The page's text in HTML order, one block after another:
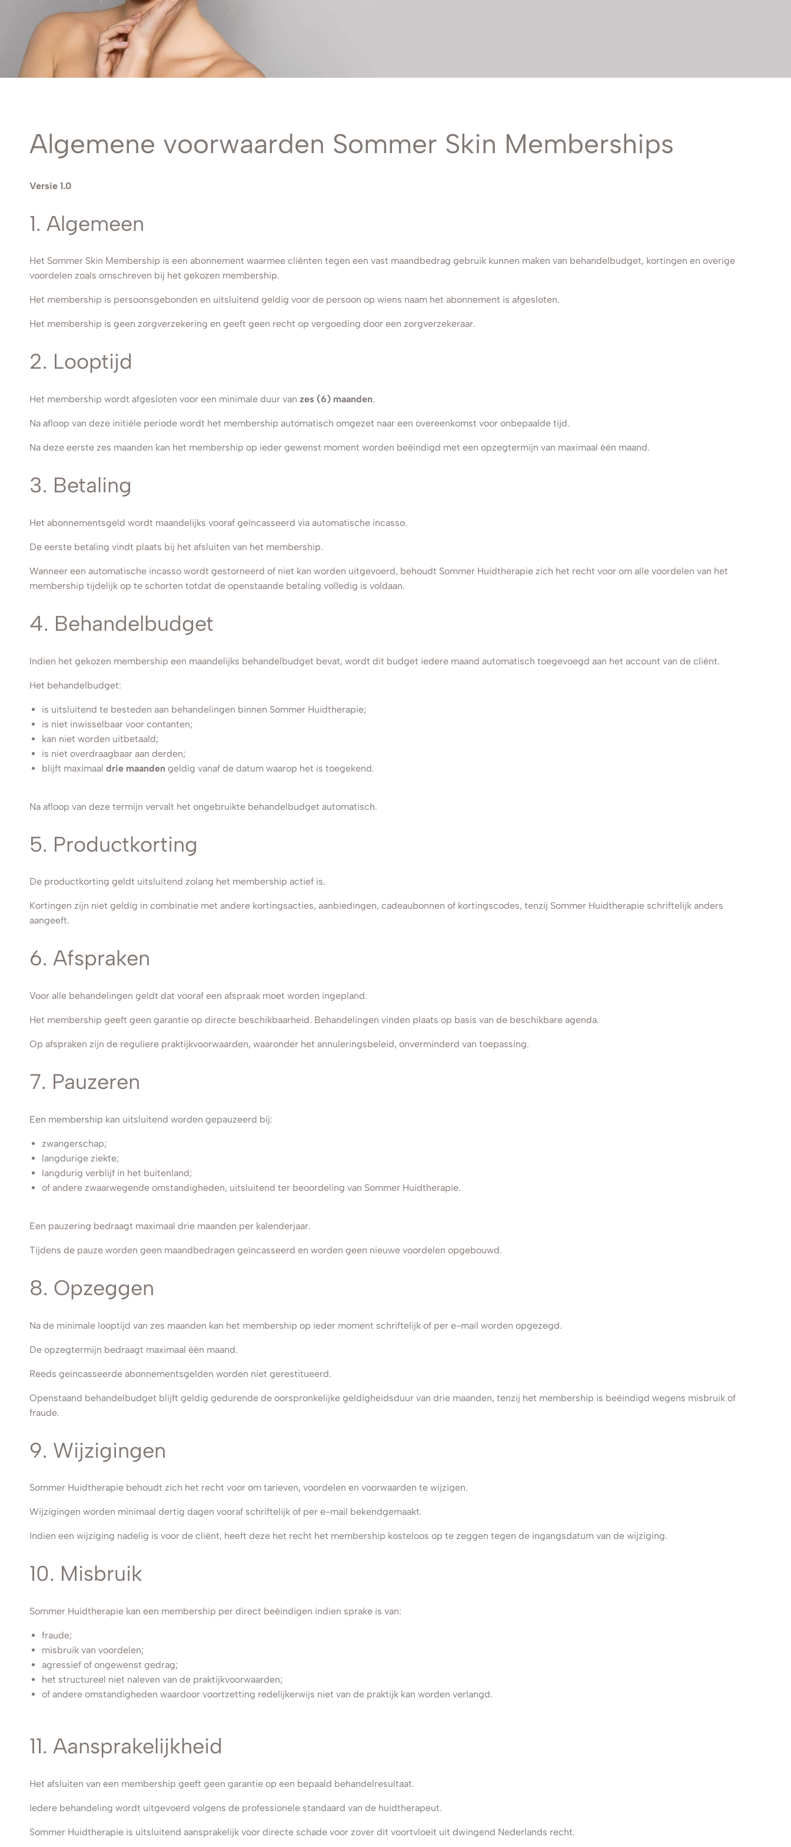
Algemene voorwaarden Sommer Skin Memberships
Versie 1.0
1. Algemeen
Het Sommer Skin Membership is een abonnement waarmee cliënten tegen een vast maandbedrag gebruik kunnen maken van behandelbudget, kortingen en overige
voordelen zoals omschreven bij het gekozen membership.
Het membership is persoonsgebonden en uitsluitend geldig voor de persoon op wiens naam het abonnement is afgesloten.
Het membership is geen zorgverzekering en geeft geen recht op vergoeding door een zorgverzekeraar.
2. Looptijd
Het membership wordt afgesloten voor een minimale duur van zes (6) maanden.
Na afloop van deze initiële periode wordt het membership automatisch omgezet naar een overeenkomst voor onbepaalde tijd.
Na deze eerste zes maanden kan het membership op ieder gewenst moment worden beëindigd met een opzegtermijn van maximaal één maand.
3. Betaling
Het abonnementsgeld wordt maandelijks vooraf geïncasseerd via automatische incasso.
De eerste betaling vindt plaats bij het afsluiten van het membership.
Wanneer een automatische incasso wordt gestorneerd of niet kan worden uitgevoerd, behoudt Sommer Huidtherapie zich het recht voor om alle voordelen van het
membership tijdelijk op te schorten totdat de openstaande betaling volledig is voldaan.
4. Behandelbudget
Indien het gekozen membership een maandelijks behandelbudget bevat, wordt dit budget iedere maand automatisch toegevoegd aan het account van de cliënt.
Het behandelbudget:
is uitsluitend te besteden aan behandelingen binnen Sommer Huidtherapie;
is niet inwisselbaar voor contanten;
kan niet worden uitbetaald;
is niet overdraagbaar aan derden;
blijft maximaal drie maanden geldig vanaf de datum waarop het is toegekend.
Na afloop van deze termijn vervalt het ongebruikte behandelbudget automatisch.
5. Productkorting
De productkorting geldt uitsluitend zolang het membership actief is.
Kortingen zijn niet geldig in combinatie met andere kortingsacties, aanbiedingen, cadeaubonnen of kortingscodes, tenzij Sommer Huidtherapie schriftelijk anders
aangeeft.
6. Afspraken
Voor alle behandelingen geldt dat vooraf een afspraak moet worden ingepland.
Het membership geeft geen garantie op directe beschikbaarheid. Behandelingen vinden plaats op basis van de beschikbare agenda.
Op afspraken zijn de reguliere praktijkvoorwaarden, waaronder het annuleringsbeleid, onverminderd van toepassing.
7. Pauzeren
Een membership kan uitsluitend worden gepauzeerd bij:
zwangerschap;
langdurige ziekte;
langdurig verblijf in het buitenland;
of andere zwaarwegende omstandigheden, uitsluitend ter beoordeling van Sommer Huidtherapie.
Een pauzering bedraagt maximaal drie maanden per kalenderjaar.
Tijdens de pauze worden geen maandbedragen geïncasseerd en worden geen nieuwe voordelen opgebouwd.
8. Opzeggen
Na de minimale looptijd van zes maanden kan het membership op ieder moment schriftelijk of per e-mail worden opgezegd.
De opzegtermijn bedraagt maximaal één maand.
Reeds geïncasseerde abonnementsgelden worden niet gerestitueerd.
Openstaand behandelbudget blijft geldig gedurende de oorspronkelijke geldigheidsduur van drie maanden, tenzij het membership is beëindigd wegens misbruik of
fraude.
9. Wijzigingen
Sommer Huidtherapie behoudt zich het recht voor om tarieven, voordelen en voorwaarden te wijzigen.
Wijzigingen worden minimaal dertig dagen vooraf schriftelijk of per e-mail bekendgemaakt.
Indien een wijziging nadelig is voor de cliënt, heeft deze het recht het membership kosteloos op te zeggen tegen de ingangsdatum van de wijziging.
10. Misbruik
Sommer Huidtherapie kan een membership per direct beëindigen indien sprake is van:
fraude;
misbruik van voordelen;
agressief of ongewenst gedrag;
het structureel niet naleven van de praktijkvoorwaarden;
of andere omstandigheden waardoor voortzetting redelijkerwijs niet van de praktijk kan worden verlangd.
11. Aansprakelijkheid
Het afsluiten van een membership geeft geen garantie op een bepaald behandelresultaat.
Iedere behandeling wordt uitgevoerd volgens de professionele standaard van de huidtherapeut.
Sommer Huidtherapie is uitsluitend aansprakelijk voor directe schade voor zover dit voortvloeit uit dwingend Nederlands recht.